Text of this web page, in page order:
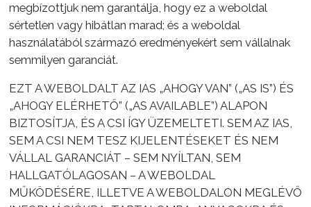
megbízottjuk nem garantálja, hogy ez a weboldal
sértetlen vagy hibátlan marad; és a weboldal
használatából származó eredményekért sem vállalnak
semmilyen garanciát.
EZT A WEBOLDALT AZ IAS „AHOGY VAN” („AS IS”) ÉS
„AHOGY ELÉRHETŐ” („AS AVAILABLE”) ALAPON
BIZTOSÍTJA, ÉS A CSI ÍGY ÜZEMELTETI. SEM AZ IAS,
SEM A CSI NEM TESZ KIJELENTÉSEKET ÉS NEM
VÁLLAL GARANCIÁT – SEM NYÍLTAN, SEM
HALLGATÓLAGOSAN – A WEBOLDAL
MŰKÖDÉSÉRE, ILLETVE A WEBOLDALON MEGLÉVŐ